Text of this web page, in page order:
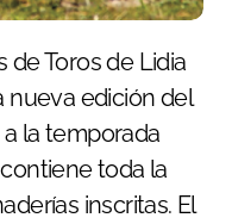
nueva edición del
la temporada
toda la
inscritas. El